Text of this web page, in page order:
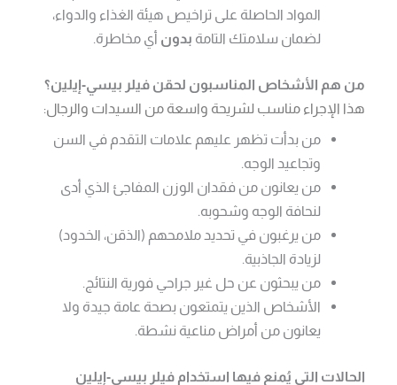
المواد الحاصلة على تراخيص هيئة الغذاء والدواء،
لضمان سلامتك التامة بدون أي مخاطرة.
من هم الأشخاص المناسبون لحقن فيلر بيسي-إيلين؟
هذا الإجراء مناسب لشريحة واسعة من السيدات والرجال:
من بدأت تظهر عليهم علامات التقدم في السن
وتجاعيد الوجه.
من يعانون من فقدان الوزن المفاجئ الذي أدى
لنحافة الوجه وشحوبه.
من يرغبون في تحديد ملامحهم (الذقن، الخدود)
لزيادة الجاذبية.
من يبحثون عن حل غير جراحي فورية النتائج.
الأشخاص الذين يتمتعون بصحة عامة جيدة ولا
يعانون من أمراض مناعية نشطة.
الحالات التي يُمنع فيها استخدام فيلر بيسي-إيلين